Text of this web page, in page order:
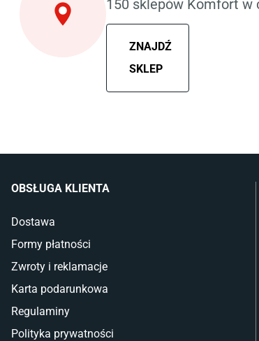
Kinkiety do sypialni
150 sklepów Komfort w
ZNAJDŹ
SKLEP
OBSŁUGA KLIENTA
Dostawa
Formy płatności
Zwroty i reklamacje
Karta podarunkowa
Regulaminy
Polityka prywatności